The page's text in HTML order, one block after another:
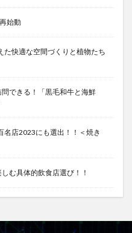
始動
快適な空間づくりと植物たち
問できる！「黒毛和牛と海鮮
名店2023にも選出！！＜焼き
む具体的飲食店選び！！